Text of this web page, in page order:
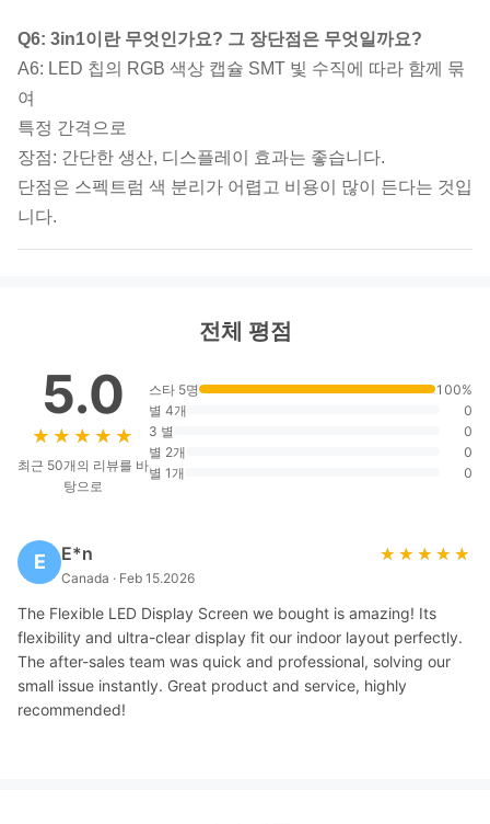
Q6: 3in1이란 무엇인가요? 그 장단점은 무엇일까요?
A6: LED 칩의 RGB 색상 캡슐 SMT 빛 수직에 따라 함께 묶
여
특정 간격으로
장점: 간단한 생산, 디스플레이 효과는 좋습니다.
단점은 스펙트럼 색 분리가 어렵고 비용이 많이 든다는 것입
니다.
전체 평점
5.0
★★★★★
★★★★★
최근 50개의 리뷰를 바
탕으로
스타 5명
100%
별 4개
0
3 별
0
별 2개
0
별 1개
0
E E*n
Canada · Feb 15.2026
★★★★★
★★★★★
The Flexible LED Display Screen we bought is amazing! Its
flexibility and ultra-clear display fit our indoor layout perfectly.
The after-sales team was quick and professional, solving our
small issue instantly. Great product and service, highly
recommended!